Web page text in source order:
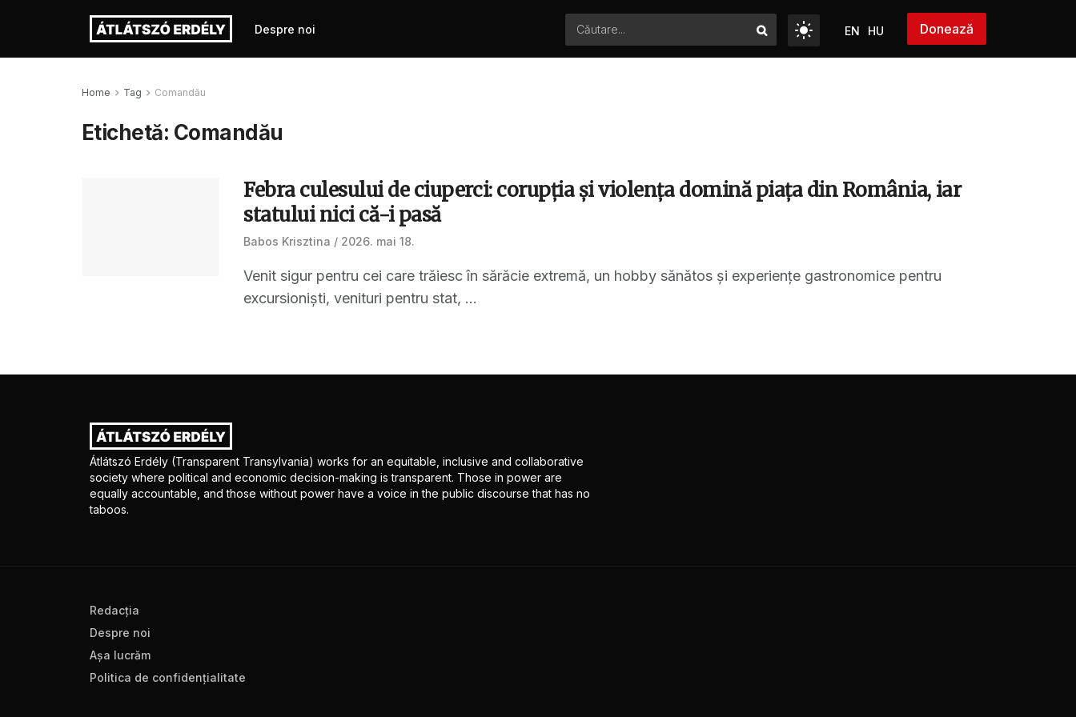
Despre noi EN HU Donează
Home Tag Comandău
Etichetă: Comandău
Febra culesului de ciuperci: corupția și violența domină piața din România, iar
statului nici că-i pasă
Babos Krisztina 2026. mai 18.
Venit sigur pentru cei care trăiesc în sărăcie extremă, un hobby sănătos și experiențe gastronomice pentru
excursioniști, venituri pentru stat, ...
Átlátszó Erdély (Transparent Transylvania) works for an equitable, inclusive and collaborative
society where political and economic decision-making is transparent. Those in power are
equally accountable, and those without power have a voice in the public discourse that has no
taboos.
Redacţia
Despre noi
Aşa lucrăm
Politica de confidenţialitate